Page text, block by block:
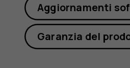
Aggiornamenti
Garanzia del